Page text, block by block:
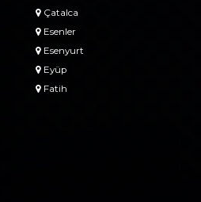
Çatalca
Esenler
Esenyurt
Eyüp
Fatih